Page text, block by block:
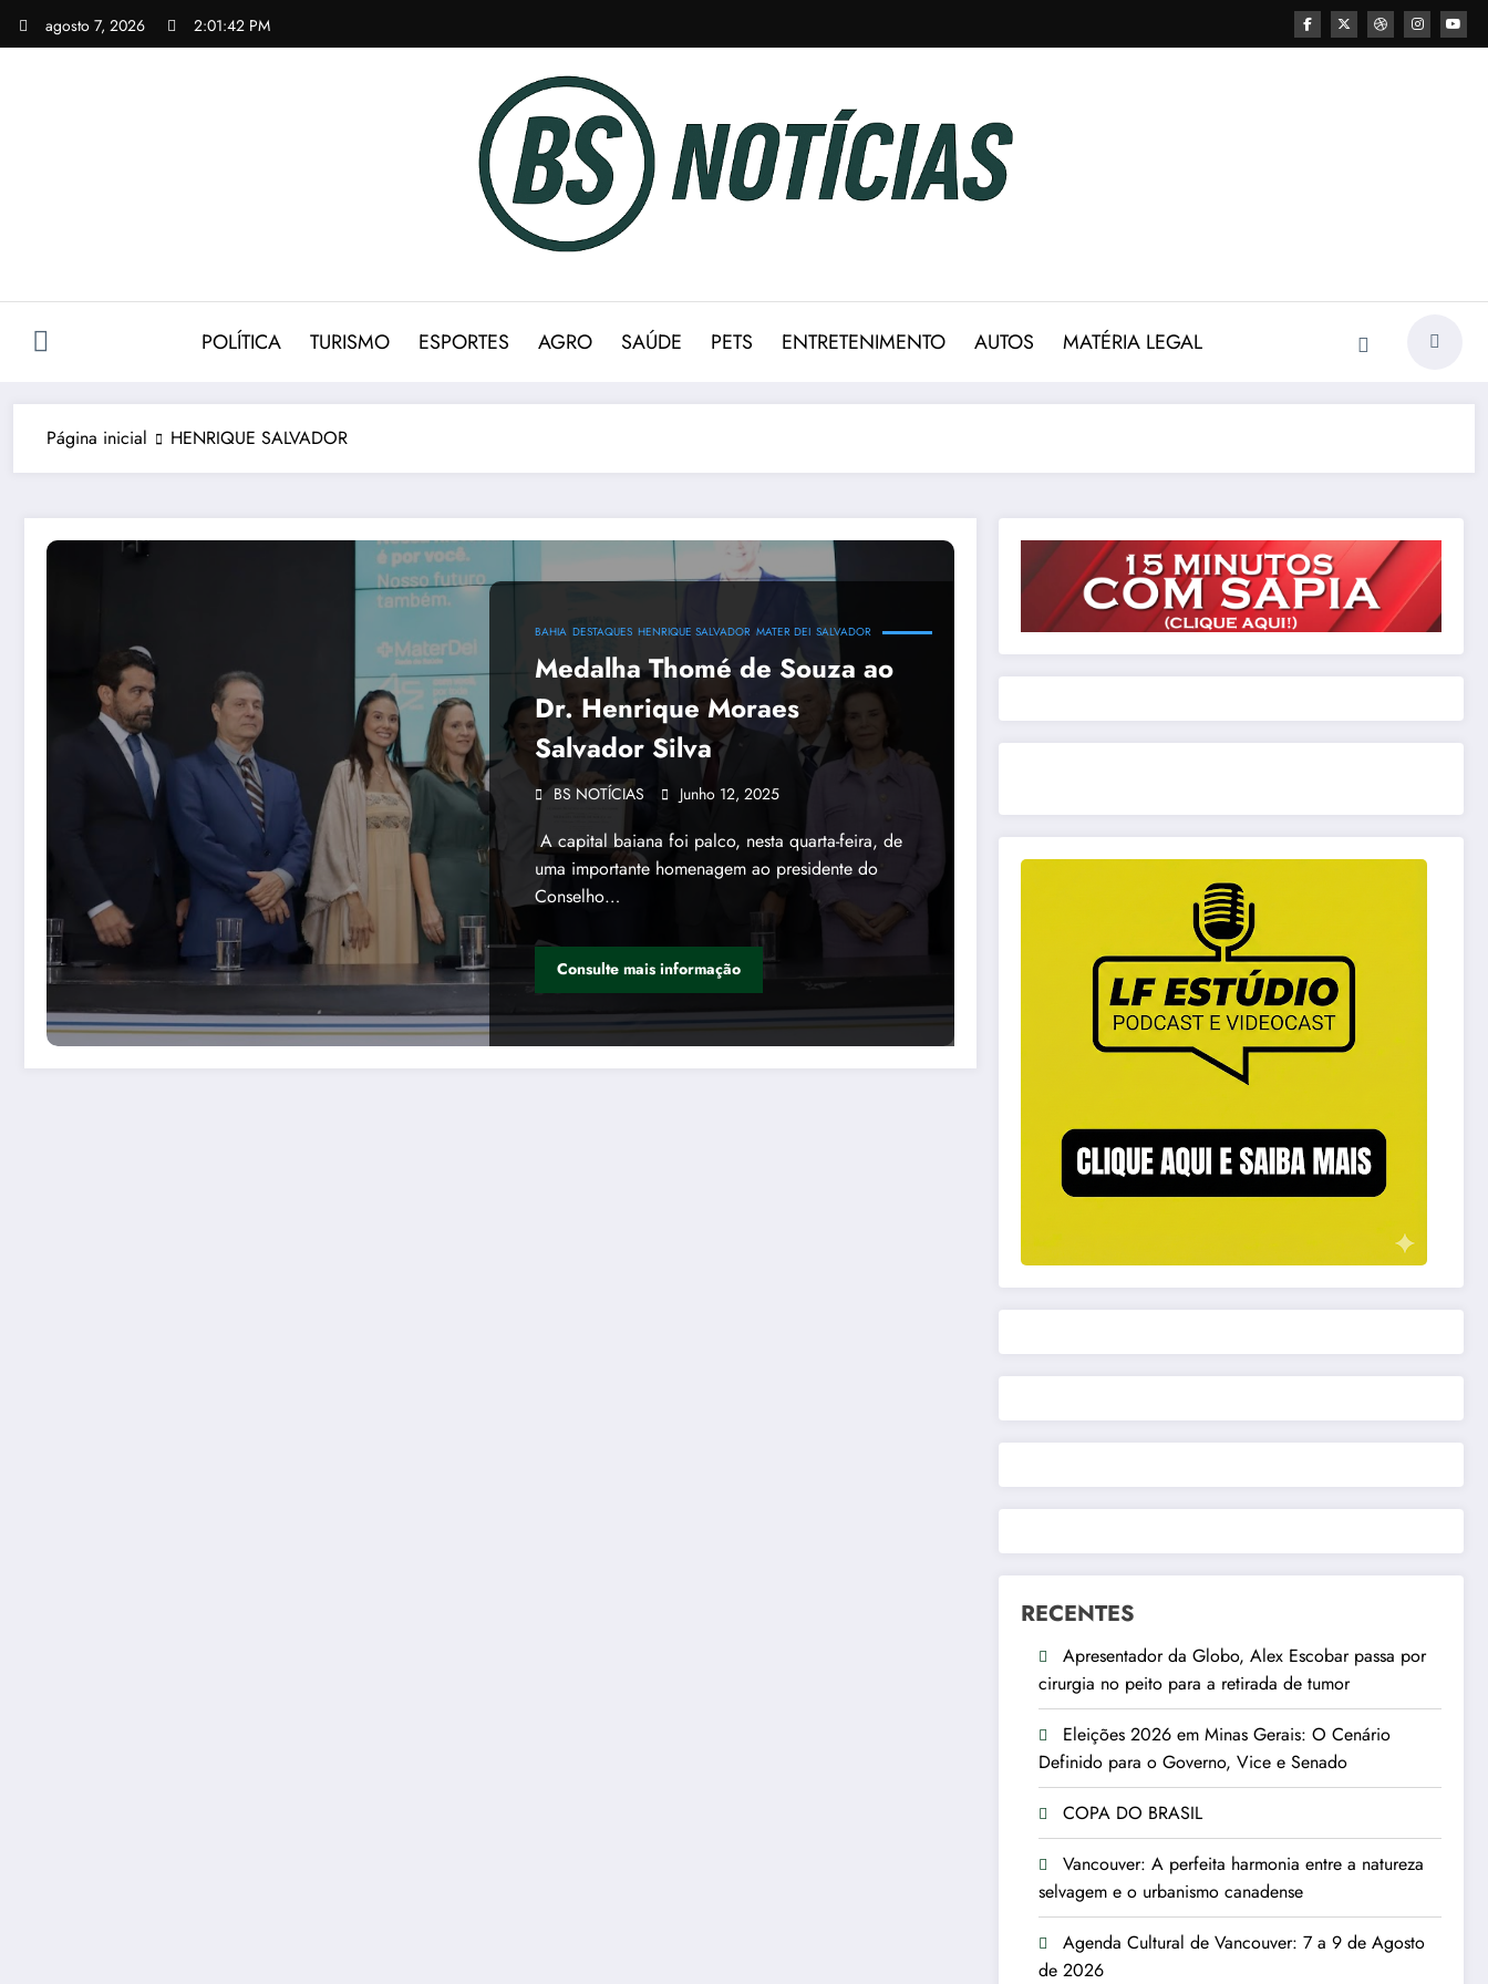
agosto 7, 2026 2:01:43 PM
POLÍTICA TURISMO ESPORTES AGRO SAÚDE PETS ENTRETENIMENTO AUTOS MATÉRIA LEGAL
Página inicial HENRIQUE SALVADOR
BAHIA DESTAQUES HENRIQUE SALVADOR MATER DEI SALVADOR
Medalha Thomé de Souza ao
Dr. Henrique Moraes
Salvador Silva
BS NOTÍCIAS Junho 12, 2025
A capital baiana foi palco, nesta quarta-feira, de
uma importante homenagem ao presidente do
Conselho…
Consulte mais informação
RECENTES
Apresentador da Globo, Alex Escobar passa por
cirurgia no peito para a retirada de tumor
Eleições 2026 em Minas Gerais: O Cenário
Definido para o Governo, Vice e Senado
COPA DO BRASIL
Vancouver: A perfeita harmonia entre a natureza
selvagem e o urbanismo canadense
Agenda Cultural de Vancouver: 7 a 9 de Agosto
de 2026